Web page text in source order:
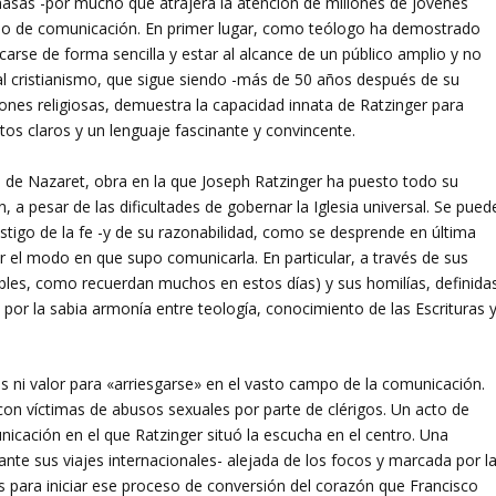
de comunicación. En primer lugar, como teólogo ha demostrado
de forma sencilla y estar al alcance de un público amplio y no
que sigue siendo -más de 50 años después de su
religiosas, demuestra la capacidad innata de Ratzinger para
claros y un lenguaje fascinante y convincente.
Nazaret, obra en la que Joseph Ratzinger ha puesto todo su
pesar de las dificultades de gobernar la Iglesia universal. Se
de la fe -y de su razonabilidad, como se desprende en última
modo en que supo comunicarla. En particular, a través de sus
como recuerdan muchos en estos días) y sus homilías,
la sabia armonía entre teología, conocimiento de las Escrituras
valor para «arriesgarse» en el vasto campo de la comunicación.
víctimas de abusos sexuales por parte de clérigos. Un acto de
en el que Ratzinger situó la escucha en el centro. Una
sus viajes internacionales- alejada de los focos y marcada por
iniciar ese proceso de conversión del corazón que Francisco